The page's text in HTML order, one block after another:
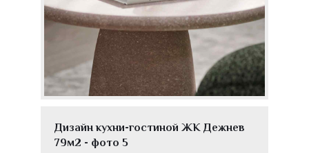
Дизайн кухни-гостиной ЖК Дежнев
79м2 - фото 5